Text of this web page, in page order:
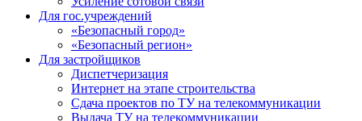
Для гос.учреждений
«Безопасный город»
«Безопасный регион»
Для застройщиков
Диспетчеризация
Интернет на этапе строительства
Сдача проектов по ТУ на телекоммуникации
Выдача ТУ на телекоммуникации